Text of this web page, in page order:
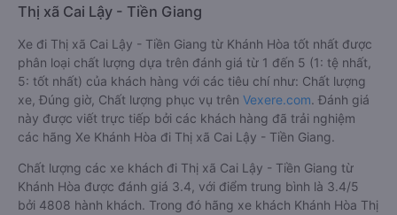
Thị xã Cai Lậy - Tiền Giang
Xe đi Thị xã Cai Lậy - Tiền Giang từ Khánh Hòa tốt nhất được
phân loại chất lượng dựa trên đánh giá từ 1 đến 5 (1: tệ nhất,
5: tốt nhất) của khách hàng với các tiêu chí như: Chất lượng
xe, Đúng giờ, Chất lượng phục vụ trên Vexere.com. Đánh giá
này được viết trực tiếp bởi các khách hàng đã trải nghiệm
các hãng Xe Khánh Hòa đi Thị xã Cai Lậy - Tiền Giang.
Chất lượng các xe khách đi Thị xã Cai Lậy - Tiền Giang từ
Khánh Hòa được đánh giá 3.4, với điểm trung bình là 3.4/5
bởi 4808 hành khách. Trong đó hãng xe khách Khánh Hòa Thị